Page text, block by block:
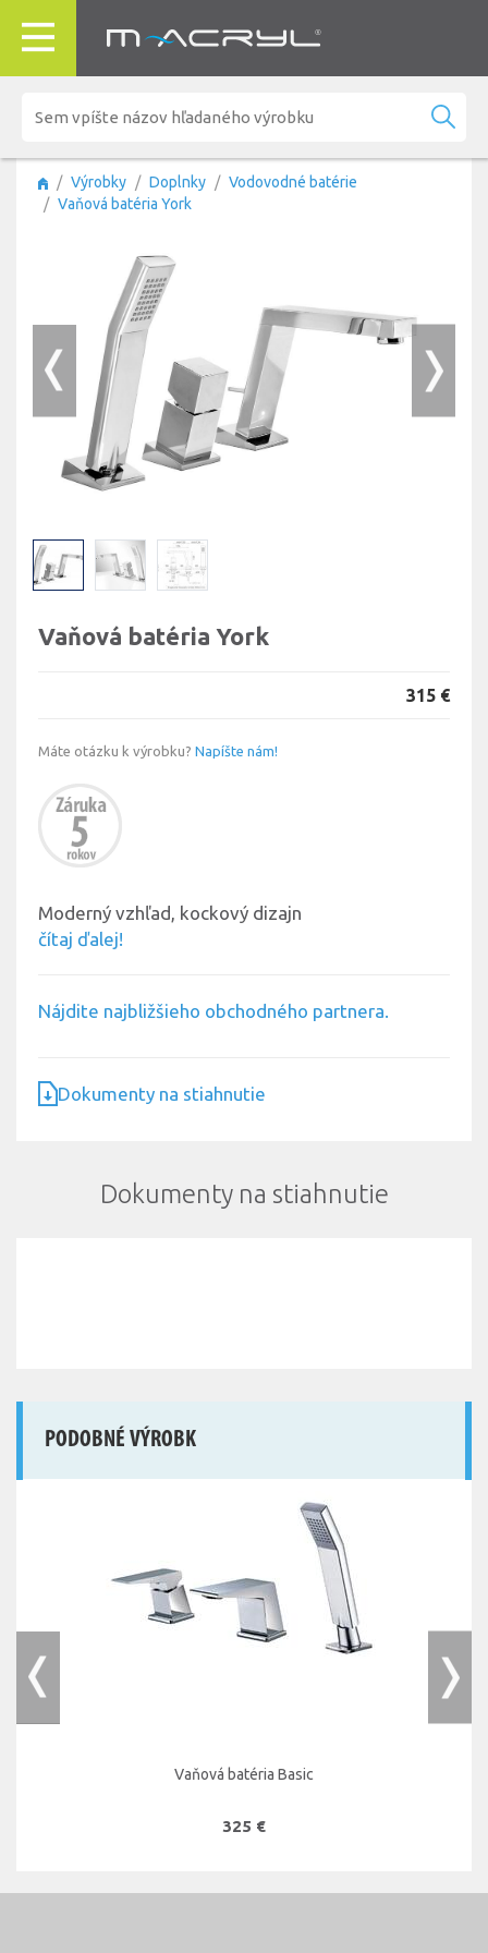
Výrobky Doplnky
Vodovodné batérie
Vaňová batéria York
Vaňová batéria York
315 €
Máte otázku k výrobku? Napíšte nám!
Moderný vzhľad, kockový dizajn
čítaj ďalej!
Nájdite najbližšieho obchodného partnera.
Dokumenty na stiahnutie
Dokumenty na stiahnutie
PODOBNÉ VÝROBK
Vaňová batéria Basic
325 €